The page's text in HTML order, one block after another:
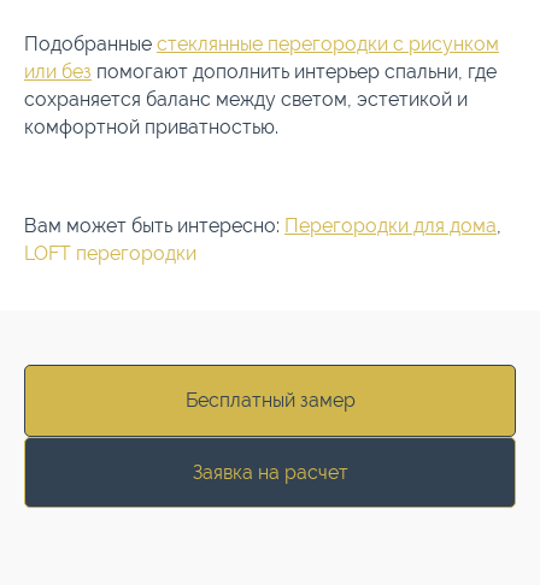
Подобранные стеклянные перегородки с рисунком
или без помогают дополнить интерьер спальни, где
сохраняется баланс между светом, эстетикой и
комфортной приватностью.
Вам может быть интересно: Перегородки для дома,
LOFT перегородки
Бесплатный замер
Заявка на расчет